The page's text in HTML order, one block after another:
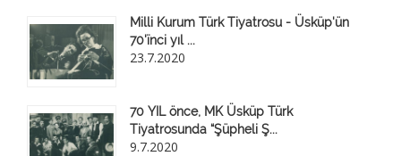
Milli Kurum Türk Tiyatrosu - Üsküp'ün
70'ïnci yıl ...
23.7.2020
70 YIL önce, MK Üsküp Türk
Tiyatrosunda “Şüpheli Ş...
9.7.2020